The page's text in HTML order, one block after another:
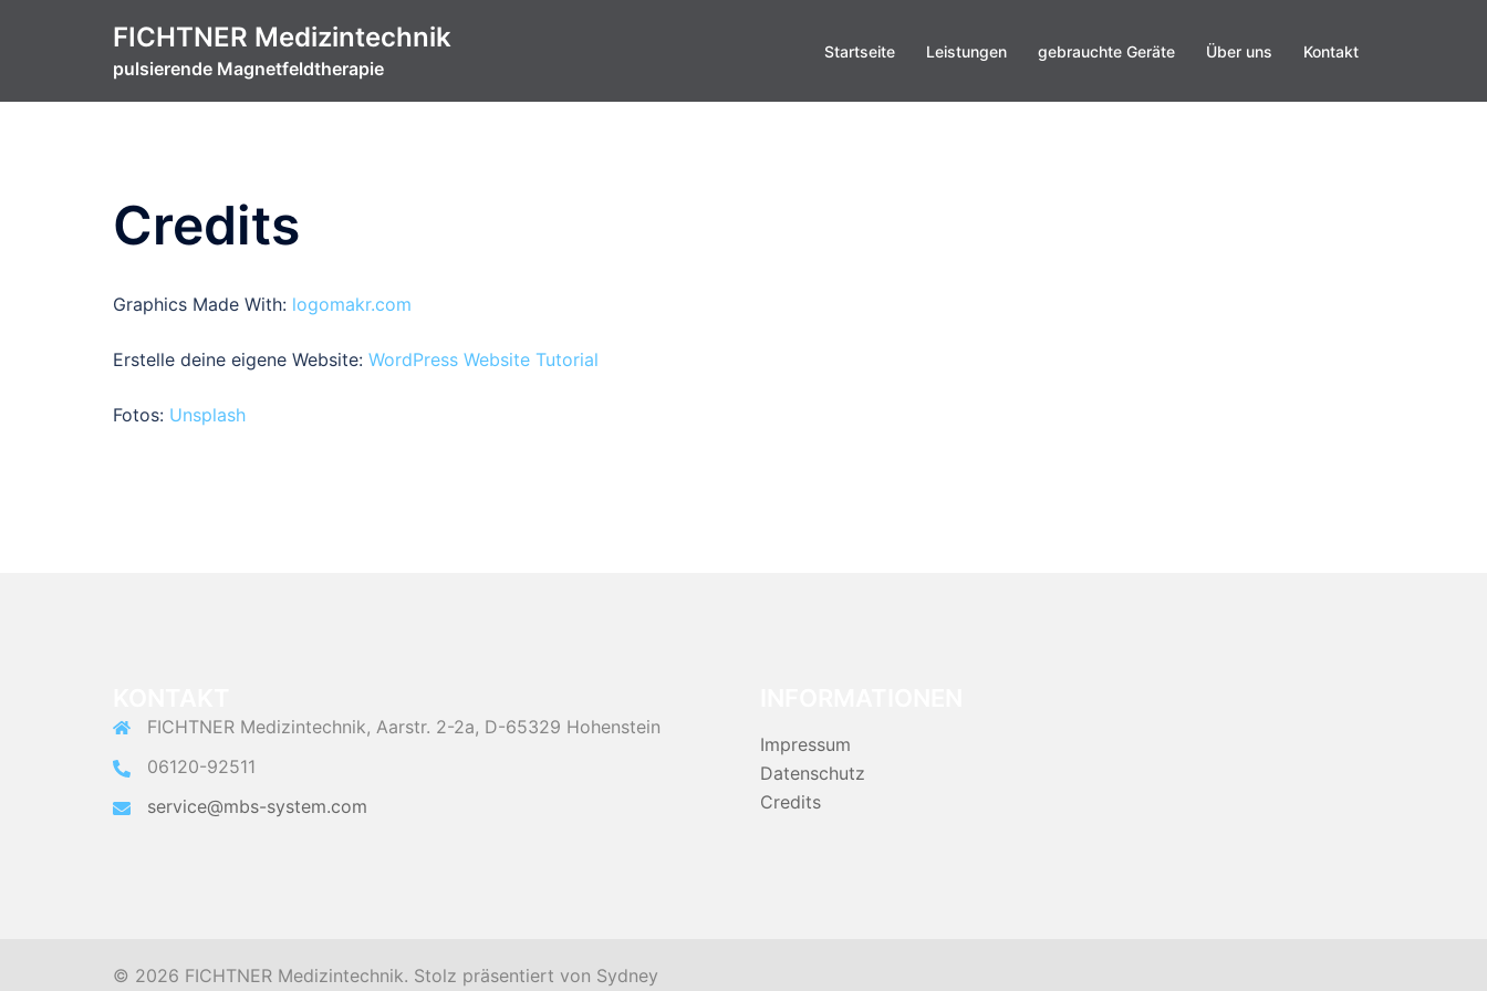
FICHTNER Medizintechnik
pulsierende Magnetfeldtherapie
Startseite Leistungen gebrauchte Geräte Über uns Kontakt
Credits
Graphics Made With: logomakr.com
Erstelle deine eigene Website: WordPress Website Tutorial
Fotos: Unsplash
FICHTNER Medizintechnik, Aarstr. 2-2a, D-65329 Hohenstein
06120-92511
service@mbs-system.com
Impressum
Datenschutz
Credits
© 2026 FICHTNER Medizintechnik. Stolz präsentiert von Sydney